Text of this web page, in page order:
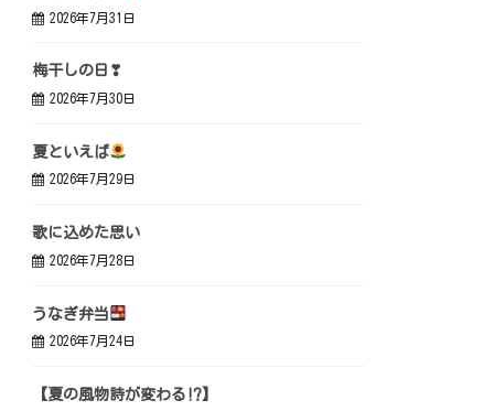
2026年7月31日
梅干しの日❣
2026年7月30日
夏といえば
2026年7月29日
歌に込めた思い
2026年7月28日
うなぎ弁当
2026年7月24日
【夏の風物詩が変わる⁉】